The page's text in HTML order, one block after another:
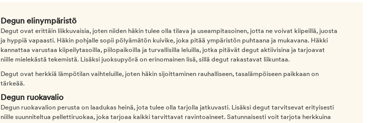
Degun elinympäristö
Degut ovat erittäin liikkuvaisia, joten niiden häkin tulee olla tilava ja useampitasoinen, jotta ne voivat kiipeillä, juosta
ja hyppiä vapaasti. Häkin pohjalle sopii pölyämätön kuivike, joka pitää ympäristön puhtaana ja mukavana. Häkki
kannattaa varustaa kiipeilytasoilla, piilopaikoilla ja turvallisilla leluilla, jotka pitävät degut aktiivisina ja tarjoavat
niille mielekästä tekemistä. Lisäksi juoksupyörä on erinomainen lisä, sillä degut rakastavat liikuntaa.
Degut ovat herkkiä lämpötilan vaihteluille, joten häkin sijoittaminen rauhalliseen, tasalämpöiseen paikkaan on
tärkeää.
Degun ruokavalio
Degun ruokavalion perusta on laadukas heinä, jota tulee olla tarjolla jatkuvasti. Lisäksi degut tarvitsevat erityisesti
niille suunniteltua pellettiruokaa, joka tarjoaa kaikki tarvittavat ravintoaineet. Satunnaisesti voit tarjota herkkuina